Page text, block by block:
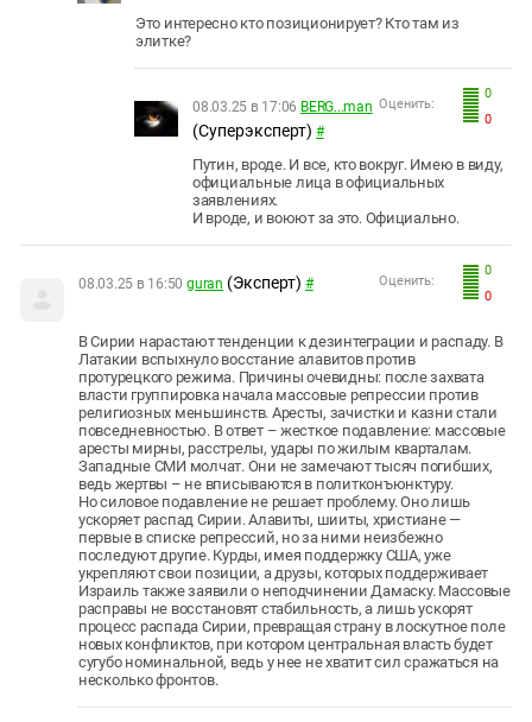
Это интересно кто позиционирует? Кто там из
элитке?
0
0
Оценить:
08.03.25 в 17:06 BERG...man
(Суперэксперт) #
Путин, вроде. И все, кто вокруг. Имею в виду,
официальные лица в официальных
заявлениях.
И вроде, и воюют за это. Официально.
0
0
Оценить:
08.03.25 в 16:50 guran (Эксперт) #
В Сирии нарастают тенденции к дезинтеграции и распаду. В
Латакии вспыхнуло восстание алавитов против
протурецкого режима. Причины очевидны: после захвата
власти группировка начала массовые репрессии против
религиозных меньшинств. Аресты, зачистки и казни стали
повседневностью. В ответ – жесткое подавление: массовые
аресты мирны, расстрелы, удары по жилым кварталам.
Западные СМИ молчат. Они не замечают тысяч погибших,
ведь жертвы – не вписываются в политконъюнктуру.
Но силовое подавление не решает проблему. Оно лишь
ускоряет распад Сирии. Алавиты, шииты, христиане —
первые в списке репрессий, но за ними неизбежно
последуют другие. Курды, имея поддержку США, уже
укрепляют свои позиции, а друзы, которых поддерживает
Израиль также заявили о неподчинении Дамаску. Массовые
расправы не восстановят стабильность, а лишь ускорят
процесс распада Сирии, превращая страну в лоскутное поле
новых конфликтов, при котором центральная власть будет
сугубо номинальной, ведь у нее не хватит сил сражаться на
несколько фронтов.